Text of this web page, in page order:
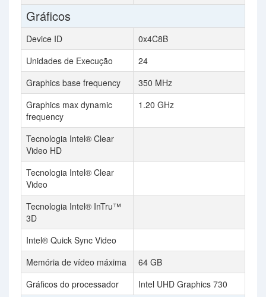
Gráficos
Device ID
0x4C8B
Unidades de Execução
24
Graphics base frequency
350 MHz
Graphics max dynamic
frequency
1.20 GHz
Tecnologia Intel® Clear
Video HD
Tecnologia Intel® Clear
Video
Tecnologia Intel® InTru™
3D
Intel® Quick Sync Video
Memória de vídeo máxima
64 GB
Gráficos do processador
Intel UHD Graphics 730